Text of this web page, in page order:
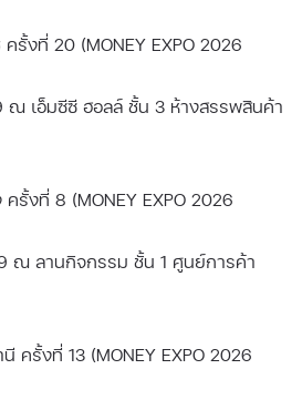
รั้งที่ 20 (MONEY EXPO 2026
เอ็มซีซี ฮอลล์ ชั้น 3 ห้างสรรพสินค้า
รั้งที่ 8 (MONEY EXPO 2026
ณ ลานกิจกรรม ชั้น 1 ศูนย์การค้า
ครั้งที่ 13 (MONEY EXPO 2026